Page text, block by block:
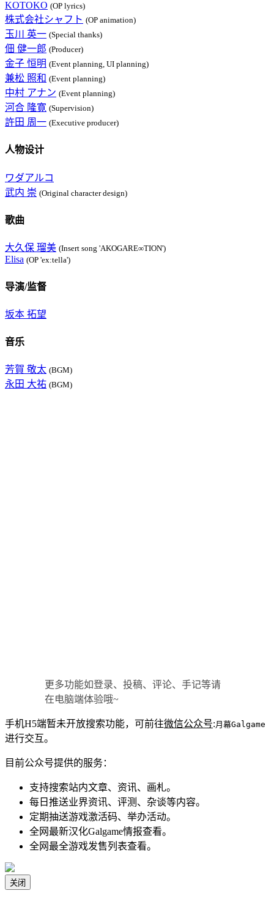
KOTOKO (OP lyrics)
株式会社シャフト (OP animation)
玉川 英一 (Special thanks)
佃 健一郎 (Producer)
金子 恒明 (Event planning, UI planning)
兼松 照和 (Event planning)
中村 アナン (Event planning)
河合 隆寛 (Supervision)
許田 周一 (Executive producer)
人物设计
ワダアルコ
武内 崇 (Original character design)
歌曲
大久保 瑠美 (Insert song 'AKOGARE∞TION')
Elisa (OP 'ex:tella')
导演/监督
坂本 拓望
音乐
芳賀 敬太 (BGM)
永田 大祐 (BGM)
更多功能如登录、投稿、评论、手记等请
在电脑端体验哦~
手机H5端暂未开放搜索功能，可前往微信公众号:月幕Galgame
进行交互。
目前公众号提供的服务：
支持搜索站内文章、资讯、画札。
每日推送业界资讯、评测、杂谈等内容。
定期抽送游戏激活码、举办活动。
全网最新汉化Galgame情报查看。
全网最全游戏发售列表查看。
关闭